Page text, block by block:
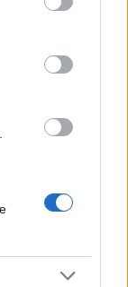
party tags to
below Google
de